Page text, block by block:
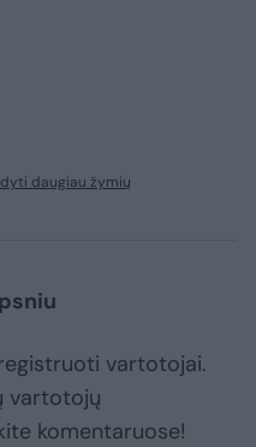
daugiau žymių
vartotojai.
vartotojų
komentaruose!